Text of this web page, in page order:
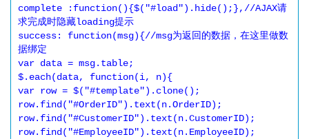
complete :function(){$("#load").hide();},//AJAX请
求完成时隐藏loading提示
success: function(msg){//msg为返回的数据，在这里做数
据绑定
var data = msg.table;
$.each(data, function(i, n){
var row = $("#template").clone();
row.find("#OrderID").text(n.OrderID);
row.find("#CustomerID").text(n.CustomerID);
row.find("#EmployeeID").text(n.EmployeeID);